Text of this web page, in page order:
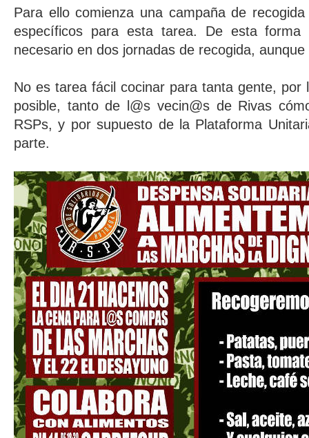
Para ello comienza una campaña de
específicos para esta tarea. De esta
necesario en dos jornadas de recogida,
No es tarea fácil cocinar para tanta gente, por
posible, tanto de l@s vecin@s de Rivas
RSPs, y por supuesto de la Plataforma
parte.